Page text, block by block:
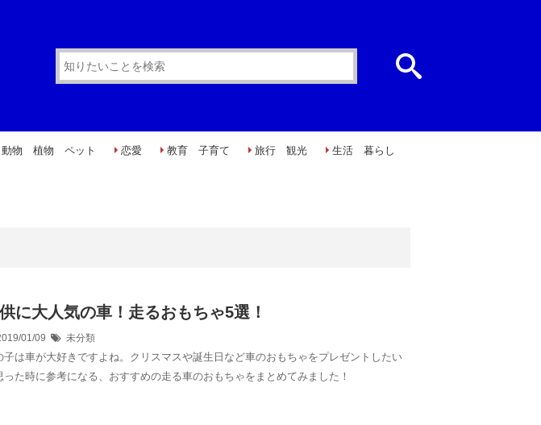
動物 植物 ペット 恋愛 教育 子育て 旅行 観光
生活 暮らし
に大人気の車！走るおもちゃ5選！
01/09 未分類
子は車が大好きですよね。クリスマスや誕生日など車のおもちゃをプレゼントしたい
った時に参考になる、おすすめの走る車のおもちゃをまとめてみました！